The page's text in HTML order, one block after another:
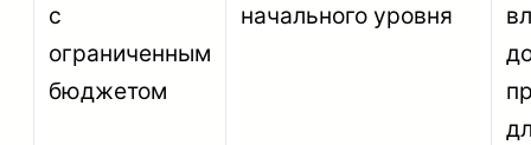
с
ограниченным
бюджетом
начального уровня